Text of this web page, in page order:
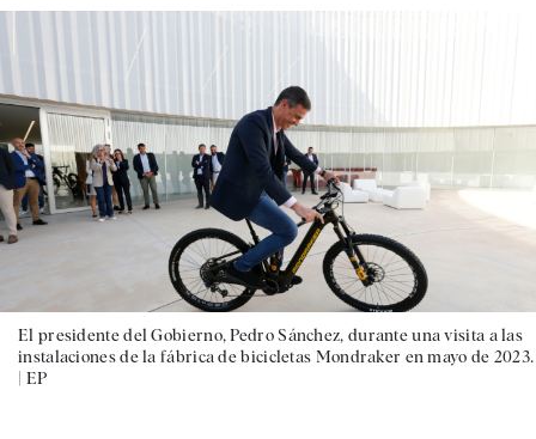
El presidente del Gobierno, Pedro Sánchez, durante una visita a las
instalaciones de la fábrica de bicicletas Mondraker en mayo de 2023.
| EP